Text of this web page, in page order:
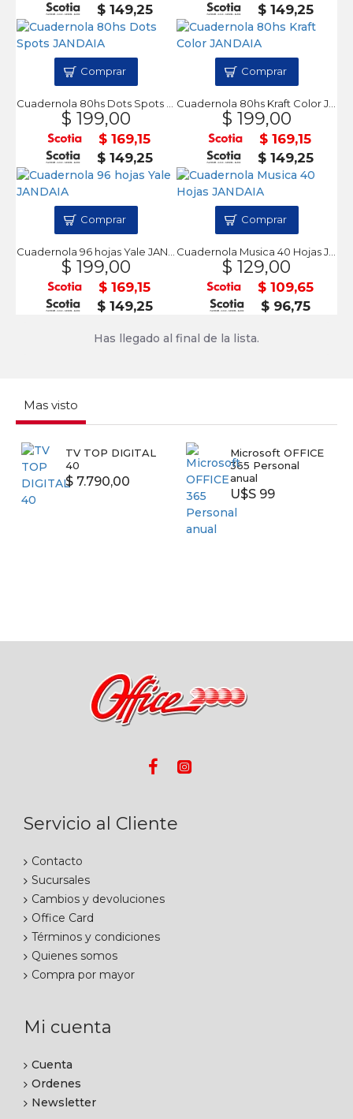
$ 149,25
$ 149,25
$ 199,00
$ 169,15
$ 149,25
Comprar
$ 199,00
$ 169,15
$ 149,25
Comprar
$ 199,00
$ 169,15
$ 149,25
Comprar
$ 129,00
$ 109,65
$ 96,75
Comprar
Has llegado al final de la lista.
Mas visto
TV TOP DIGITAL
40
$ 7.790,00
Microsoft OFFICE
365 Personal
anual
U$S 99
Servicio al Cliente
Contacto
Sucursales
Cambios y devoluciones
Office Card
Términos y condiciones
Quienes somos
Compra por mayor
Mi cuenta
Cuenta
Ordenes
Newsletter